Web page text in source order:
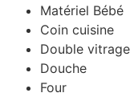
Matériel Bébé
Coin cuisine
Double vitrage
Douche
Four